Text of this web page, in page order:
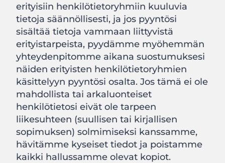
erityisiin henkilötietoryhmiin kuuluvia
tietoja säännöllisesti, ja jos pyyntösi
sisältää tietoja vammaan liittyvistä
erityistarpeista, pyydämme myöhemmän
yhteydenpitomme aikana suostumuksesi
näiden erityisten henkilötietoryhmien
käsittelyyn pyyntösi osalta. Jos tämä ei ole
mahdollista tai arkaluonteiset
henkilötietosi eivät ole tarpeen
liikesuhteen (suullisen tai kirjallisen
sopimuksen) solmimiseksi kanssamme,
hävitämme kyseiset tiedot ja poistamme
kaikki hallussamme olevat kopiot.